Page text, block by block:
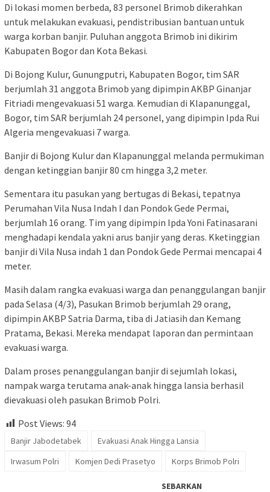
Di lokasi momen berbeda, 83 personel Brimob dikerahkan
untuk melakukan evakuasi, pendistribusian bantuan untuk
warga korban banjir. Puluhan anggota Brimob ini dikirim
Kabupaten Bogor dan Kota Bekasi.
Di Bojong Kulur, Gunungputri, Kabupaten Bogor, tim SAR
berjumlah 31 anggota Brimob yang dipimpin AKBP Ginanjar
Fitriadi mengevakuasi 51 warga. Kemudian di Klapanunggal,
Bogor, tim SAR berjumlah 24 personel, yang dipimpin Ipda Rui
Algeria mengevakuasi 7 warga.
Banjir di Bojong Kulur dan Klapanunggal melanda permukiman
dengan ketinggian banjir 80 cm hingga 3,2 meter.
Sementara itu pasukan yang bertugas di Bekasi, tepatnya
Perumahan Vila Nusa Indah I dan Pondok Gede Permai,
berjumlah 16 orang. Tim yang dipimpin Ipda Yoni Fatinasarani
menghadapi kendala yakni arus banjir yang deras. Kketinggian
banjir di Vila Nusa indah 1 dan Pondok Gede Permai mencapai 4
meter.
Masih dalam rangka evakuasi warga dan penanggulangan banjir
pada Selasa (4/3), Pasukan Brimob berjumlah 29 orang,
dipimpin AKBP Satria Darma, tiba di Jatiasih dan Kemang
Pratama, Bekasi. Mereka mendapat laporan dan permintaan
evakuasi warga.
Dalam proses penanggulangan banjir di sejumlah lokasi,
nampak warga terutama anak-anak hingga lansia berhasil
dievakuasi oleh pasukan Brimob Polri.
Post Views: 94
Banjir Jabodetabek
Evakuasi Anak Hingga Lansia
Irwasum Polri
Komjen Dedi Prasetyo Korps Brimob Polri
SEBARKAN